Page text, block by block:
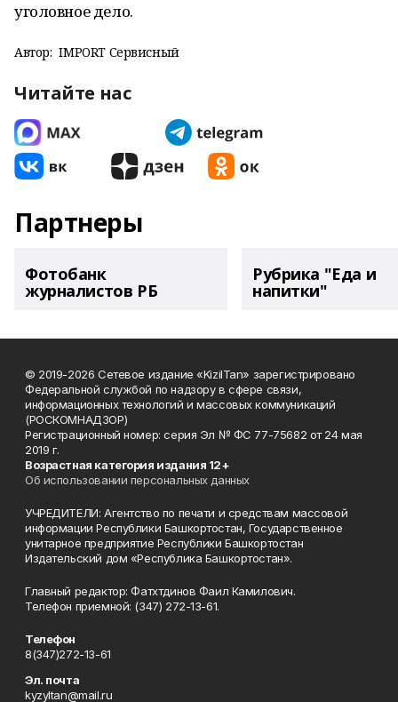
уголовное дело.
Автор: IMPORT Сервисный
Читайте нас
Партнеры
Фотобанк
журналистов РБ
Рубрика "Еда и
напитки"
© 2019-2026 Сетевое издание «KizilTan» зарегистрировано
Федеральной службой по надзору в сфере связи,
информационных технологий и массовых коммуникаций
(РОСКОМНАДЗОР)
Регистрационный номер: серия Эл № ФС 77-75682 от 24 мая
2019 г.
Возрастная категория издания 12+
Об использовании персональных данных
УЧРЕДИТЕЛИ: Агентство по печати и средствам массовой
информации Республики Башкортостан, Государственное
унитарное предприятие Республики Башкортостан
Издательский дом «Республика Башкортостан».
Главный редактор: Фатхтдинов Фаил Камилович.
Телефон приемной: (347) 272-13-61.
Телефон
8(347)272-13-61
Эл. почта
kyzyltan@mail.ru